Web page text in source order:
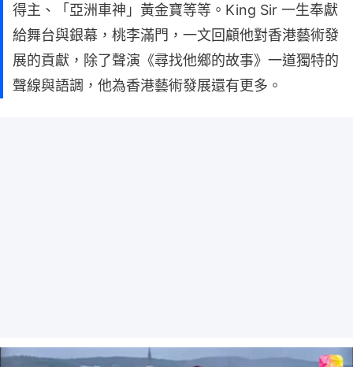
得主、「亞洲車神」黃金寶等等。King Sir 一生奉獻
給舞台與銀幕，桃李滿門，一文回顧他對香港藝術發
展的貢獻，除了聲演《尋找他鄉的故事》一道獨特的
聲線與語調，他為香港藝術發展還有更多。